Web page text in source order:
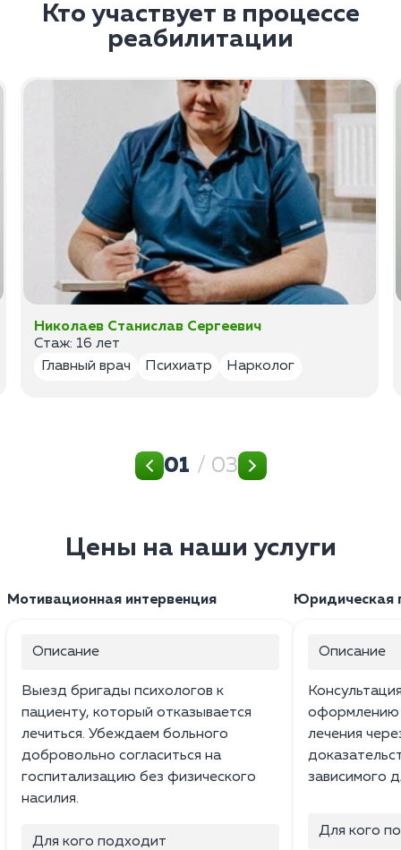
Кто участвует в процессе
реабилитации
Николаев Станислав Сергеевич
Стаж: 16 лет
Главный врач
Психиатр Нарколог
01 / 03
Цены на наши услуги
Мотивационная интервенция
Описание
Выезд бригады психологов к
пациенту, который отказывается
лечиться. Убеждаем больного
добровольно согласиться на
госпитализацию без физического
насилия.
Для кого подходит
Юридическая
Описание
оформлению
лечения
зависимого
Для кого